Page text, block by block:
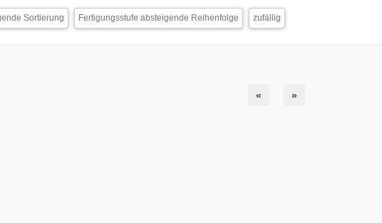
Sortierung Fertigungsstufe absteigende Reihenfolge zufällig
« »